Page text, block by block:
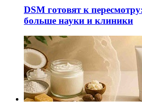
DSM готовят к
больше науки и клиники